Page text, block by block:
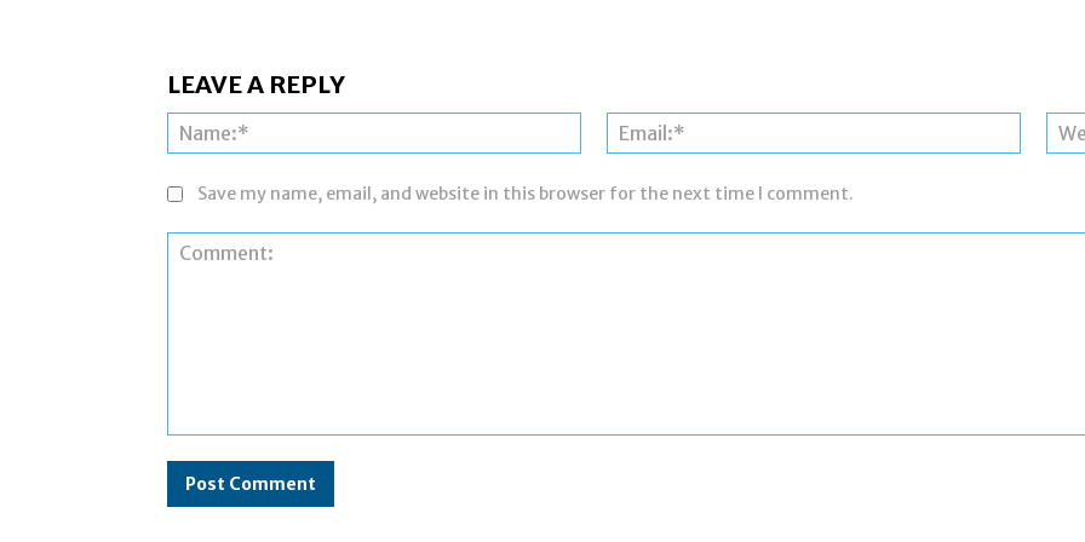
LEAVE A REPLY
Name:* Email:*
Save my name, email, and website in this browser for the next time I comment.